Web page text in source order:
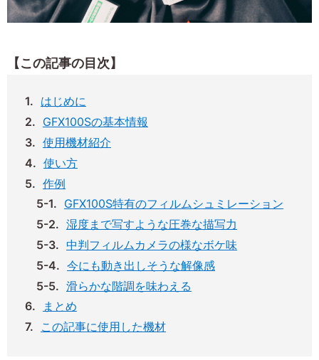
【この記事の目次】
はじめに
GFX100Sの基本情報
使用機材紹介
使い方
作例
GFX100S特有のフィルムシュミレーション
湿度まで写すような圧巻な描写力
中判フィルムカメラの様なボケ味
今にも動き出しそうな解像感
滑らかな階調を味わえる
まとめ
この記事に使用した機材